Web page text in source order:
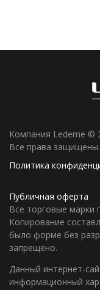
Компания Ledeme ©
Все права защищены.
Политика
Публичная оферта
Все торговые марки
Копирование
было форме без
запрещено.
Данный интернет-
информационный